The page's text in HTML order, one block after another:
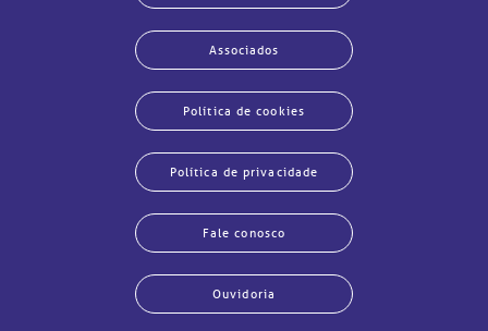
Associados
Política de cookies
Política de privacidade
Fale conosco
Ouvidoria